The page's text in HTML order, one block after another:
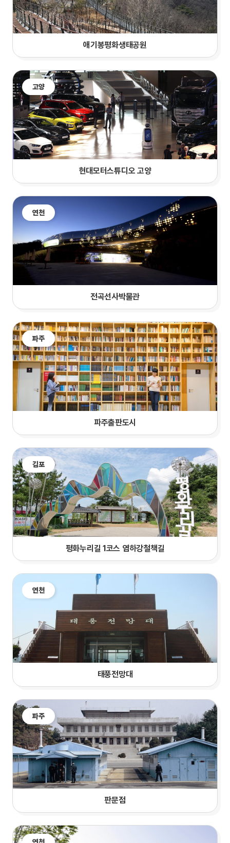
애기봉평화생태공원
고양
현대모터스튜디오 고양
연천
전곡선사박물관
파주
파주출판도시
김포
평화누리길 1코스 염하강철책길
연천
태풍전망대
파주
판문점